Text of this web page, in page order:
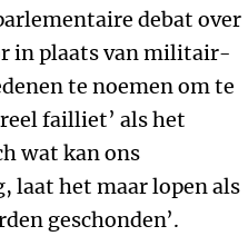
debat over
in plaats van militair-
te noemen om te
failliet’ als het
wat kan ons
laat het maar lopen als
geschonden’.